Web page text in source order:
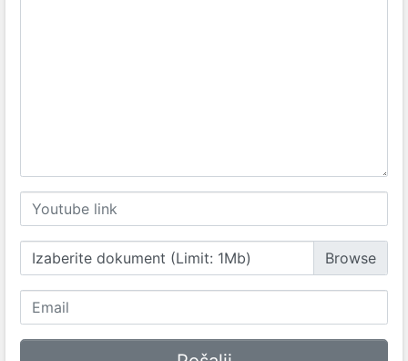
Izaberite dokument (Limit: 1Mb)